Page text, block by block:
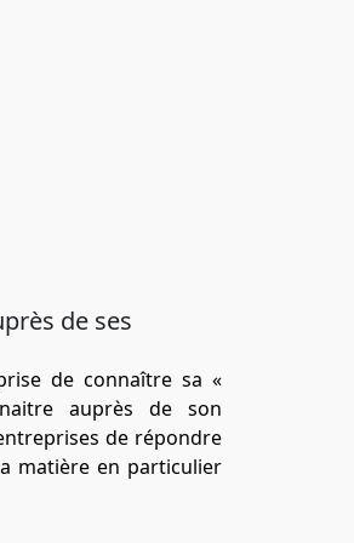
de ses
de connaître sa «
auprès de son
de répondre
matière en particulier